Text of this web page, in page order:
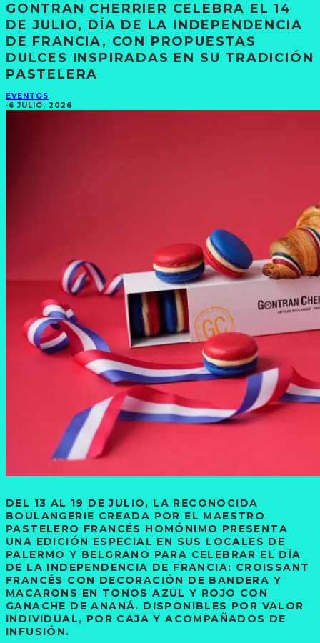
GONTRAN CHERRIER CELEBRA EL 14
DE JULIO, DÍA DE LA INDEPENDENCIA
DE FRANCIA, CON PROPUESTAS
DULCES INSPIRADAS EN SU TRADICIÓN
PASTELERA
EVENTOS
·6 JULIO, 2026
DEL 13 AL 19 DE JULIO, LA RECONOCIDA
BOULANGERIE CREADA POR EL MAESTRO
PASTELERO FRANCÉS HOMÓNIMO PRESENTA
UNA EDICIÓN ESPECIAL EN SUS LOCALES DE
PALERMO Y BELGRANO PARA CELEBRAR EL DÍA
DE LA INDEPENDENCIA DE FRANCIA: CROISSANT
FRANCÉS CON DECORACIÓN DE BANDERA Y
MACARONS EN TONOS AZUL Y ROJO CON
GANACHE DE ANANÁ. DISPONIBLES POR VALOR
INDIVIDUAL, POR CAJA Y ACOMPAÑADOS DE
INFUSIÓN.